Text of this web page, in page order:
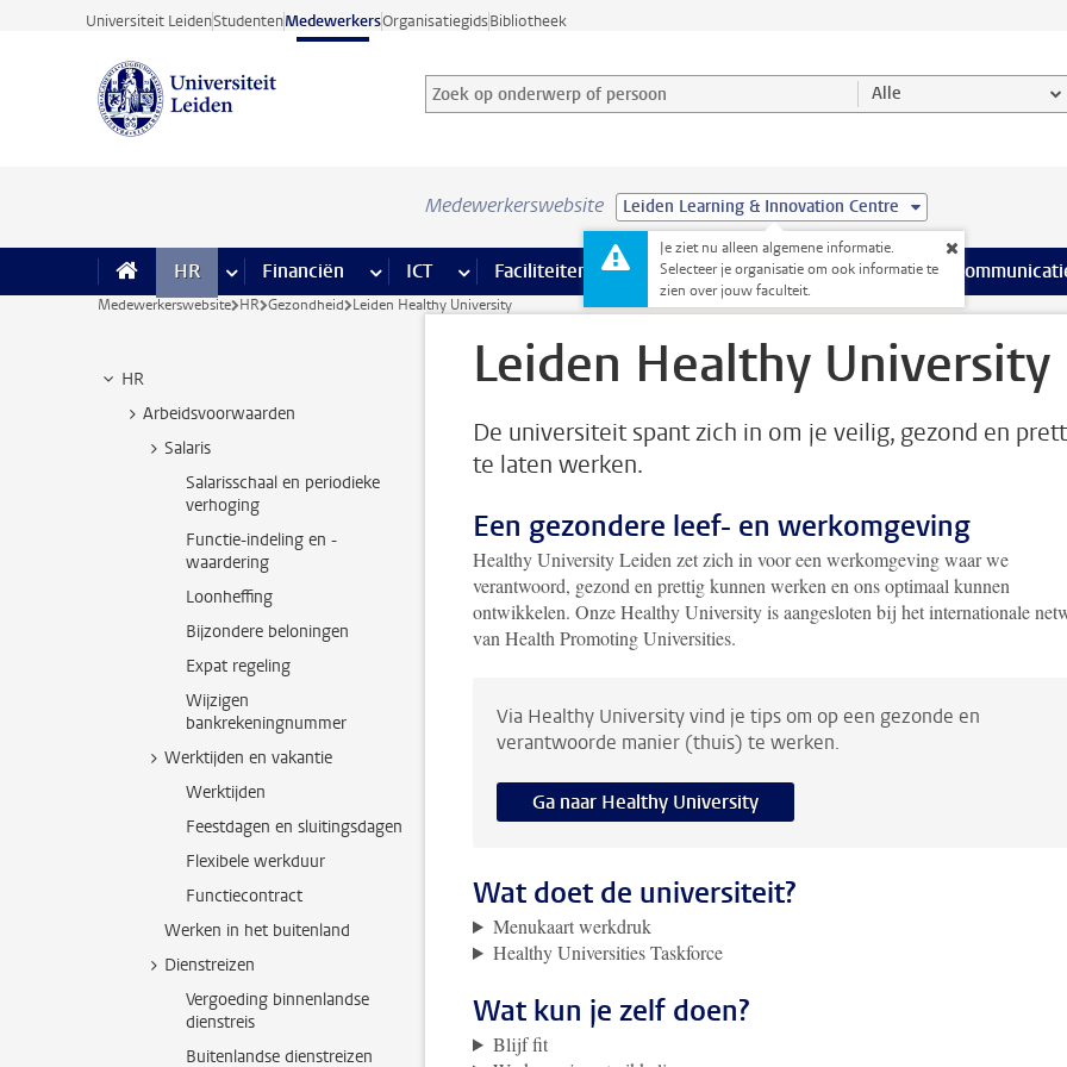
Ga direct naar de inhoud
Universiteit LeidenStudentenMedewerkersOrganisatiegidsBibliotheek
Zoek op onderwerp of persoon en selecteer categorie
Zoekterm Alle
Medewerkerswebsite Leiden Learning & Innovation Centre
Je ziet nu alleen algemene informatie.
Selecteer je organisatie om ook informatie te
zien over jouw faculteit.
HR meer HR pagina’s
Financiën meer Financiën pagina’s
ICT meer ICT pagina’s
Faciliteiten meer Faciliteiten pagina’s
Onderwijs meer Onderwijs pagina’s
Onderzoek meer Onderzoek
Medewerkerswebsite HR Gezondheid Leiden Healthy University
HR
Arbeidsvoorwaarden
Salaris
Salarisschaal en periodieke
verhoging
Functie-indeling en -
waardering
Loonheffing
Bijzondere beloningen
Expat regeling
Wijzigen
bankrekeningnummer
Werktijden en vakantie
Werktijden
Feestdagen en sluitingsdagen
Flexibele werkduur
Functiecontract
Werken in het buitenland
Dienstreizen
Vergoeding binnenlandse
dienstreis
Buitenlandse dienstreizen
Leiden Healthy University
De universiteit spant zich in om je veilig, gezond en
te laten werken.
Een gezondere leef- en werkomgeving
Healthy University Leiden zet zich in voor een werkomgeving waar we
verantwoord, gezond en prettig kunnen werken en ons optimaal kunnen
ontwikkelen. Onze Healthy University is aangesloten bij het internationale
van Health Promoting Universities.
Via Healthy University vind je tips om op een gezonde en
verantwoorde manier (thuis) te werken.
Ga naar Healthy University
Wat doet de universiteit?
Menukaart werkdruk
Healthy Universities Taskforce
Wat kun je zelf doen?
Blijf fit